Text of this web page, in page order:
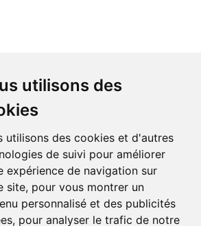
utilisons des
utilisons des cookies et d'autres
de suivi pour améliorer
expérience de navigation sur
site, pour vous montrer un
personnalisé et des publicités
pour analyser le trafic de notre
MODES DE LIVRAISON